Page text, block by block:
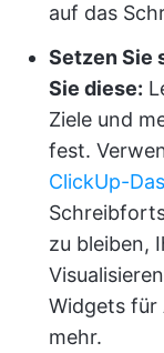
auf das
Setzen Sie
Sie diese:
Ziele und
fest.
ClickUp-
zu bleiben,
Widgets für
mehr.